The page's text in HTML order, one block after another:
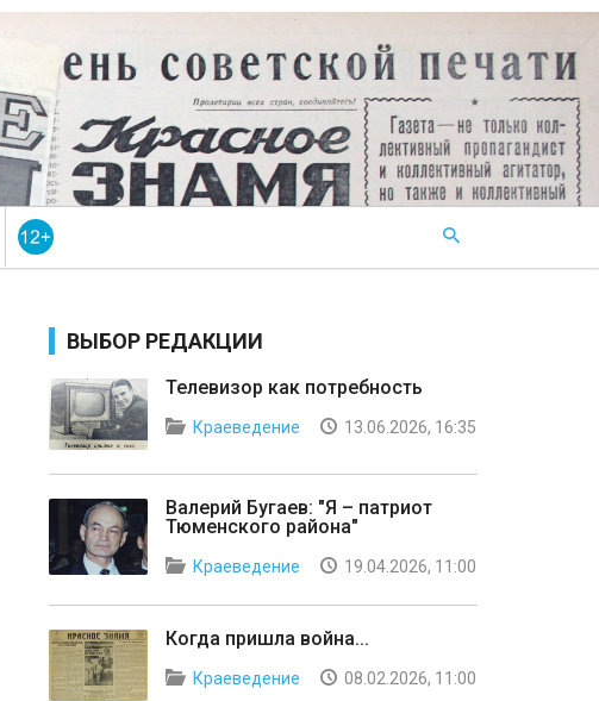
ВЫБОР РЕДАКЦИИ
Телевизор как потребность
Краеведение 13.06.2026, 16:35
Валерий Бугаев: "Я – патриот
Тюменского района"
Краеведение 19.04.2026, 11:00
Когда пришла война...
Краеведение 08.02.2026, 11:00